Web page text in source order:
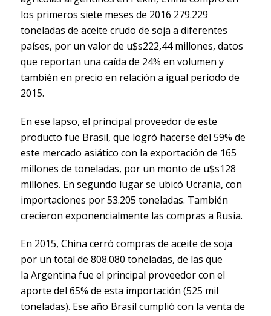
los primeros siete meses de 2016 279.229
toneladas de aceite crudo de soja a diferentes
países, por un valor de u$s222,44 millones, datos
que reportan una caída de 24% en volumen y
también en precio en relación a igual período de
2015.
En ese lapso, el principal proveedor de este
producto fue Brasil, que logró hacerse del 59% de
este mercado asiático con la exportación de 165
millones de toneladas, por un monto de u$s128
millones. En segundo lugar se ubicó Ucrania, con
importaciones por 53.205 toneladas. También
crecieron exponencialmente las compras a Rusia.
En 2015, China cerró compras de aceite de soja
por un total de 808.080 toneladas, de las que
la Argentina fue el principal proveedor con el
aporte del 65% de esta importación (525 mil
toneladas). Ese año Brasil cumplió con la venta de